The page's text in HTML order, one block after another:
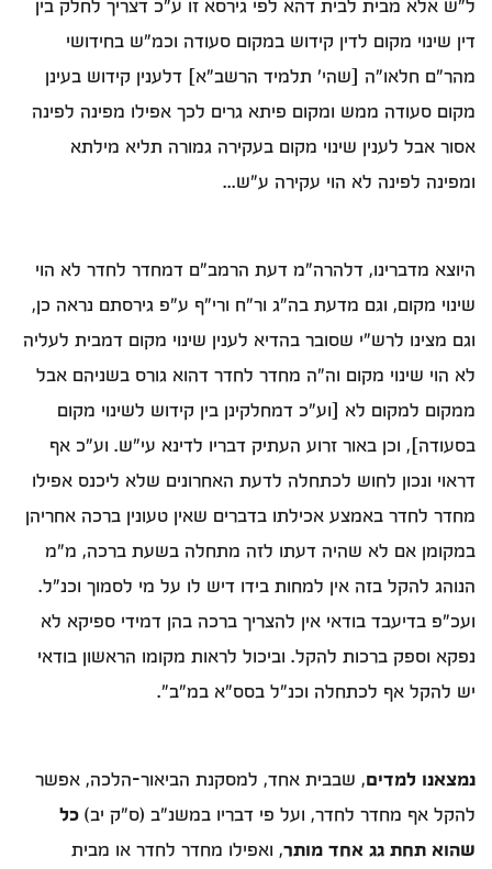
דין שינוי מקום לדין קידוש במקום סעודה וכמ"ש בחידושי
מהר"ם חלאו"ה [שהי' תלמיד הרשב"א] דלענין קידוש בעינן
מקום סעודה ממש ומקום פיתא גרים לכך אפילו מפינה לפינה
אסור אבל לענין שינוי מקום בעקירה גמורה תליא מילתא
ומפינה לפינה לא הוי עקירה ע"ש...
היוצא מדברינו, דלהרה"מ דעת הרמב"ם דמחדר לחדר לא הוי
שינוי מקום, וגם מדעת בה"ג ור"ח ורי"ף ע"פ גירסתם נראה כן,
וגם מצינו לרש"י שסובר בהדיא לענין שינוי מקום דמבית לעליה
לא הוי שינוי מקום וה"ה מחדר לחדר דהוא גורס בשניהם אבל
ממקום למקום לא [וע"כ דמחלקינן בין קידוש לשינוי מקום
בסעודה], וכן באור זרוע העתיק דבריו לדינא עי"ש. וע"כ אף
דראוי ונכון לחוש לכתחלה לדעת האחרונים שלא ליכנס אפילו
מחדר לחדר באמצע אכילתו בדברים שאין טעונין ברכה אחריהן
במקומן אם לא שהיה דעתו לזה מתחלה בשעת ברכה, מ"מ
הנוהג להקל בזה אין למחות בידו דיש לו על מי לסמוך וכנ"ל.
ועכ"פ בדיעבד בודאי אין להצריך ברכה בהן דמידי ספיקא לא
נפקא וספק ברכות להקל. וביכול לראות מקומו הראשון בודאי
יש להקל אף לכתחלה וכנ"ל בסס"א במ"ב".
נמצאנו למדים, שבבית אחד, למסקנת הביאור-הלכה, אפשר
להקל אף מחדר לחדר, ועל פי דבריו במשנ"ב (ס"ק יב) כל
שהוא תחת גג אחד מותר, ואפילו מחדר לחדר או מבית